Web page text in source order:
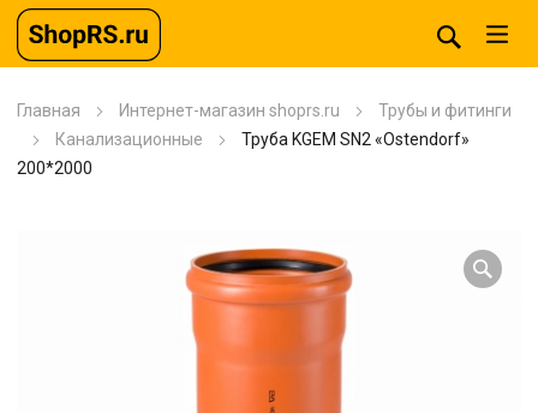
Главная Интернет-магазин shoprs.ru
Трубы и фитинги
Канализационные
Труба KGEM SN2 «Ostendorf»
200*2000